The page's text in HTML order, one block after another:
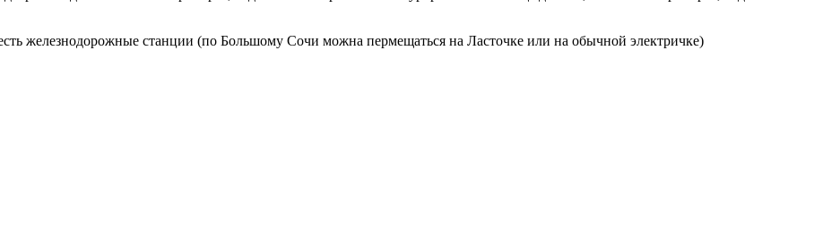
железнодорожные станции (по Большому Сочи можна пермещаться на Ласточке или на обычной электричке)